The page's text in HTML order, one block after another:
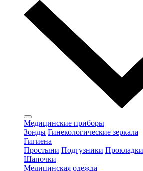
Медицинские приборы
Зонды Гинекологические зеркала
Гигиена
Простыни Подгузники Прокладки
Шапочки
Медицинская одежда